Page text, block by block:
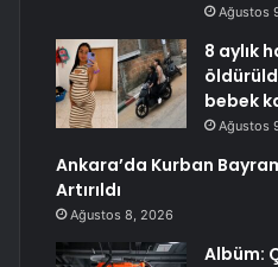
Ağustos
8 aylık
bebek
Ağustos
Ankara’da Kurban
Artırıldı
Ağustos 8, 2026
Albüm: